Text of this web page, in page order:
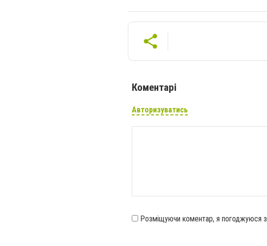
Коментарі
Авторизуватись
Розміщуючи коментар, я погоджуюся з